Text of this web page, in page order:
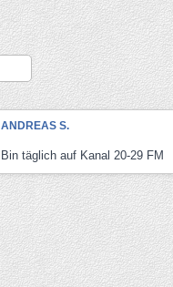
ANDREAS S.
Bin täglich auf Kanal 20-29 FM